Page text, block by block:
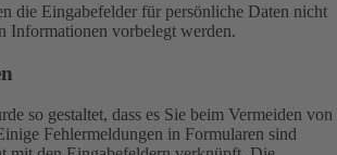
die Eingabefelder für persönliche Daten nicht
Informationen vorbelegt werden.
so gestaltet, dass es Sie beim Vermeiden von
Fehlermeldungen in Formularen sind